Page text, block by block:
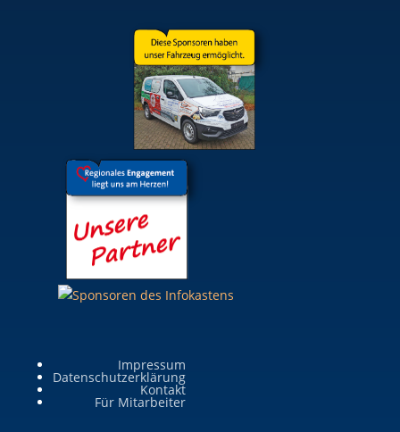
Impressum
Datenschutzerklärung
Kontakt
Für Mitarbeiter